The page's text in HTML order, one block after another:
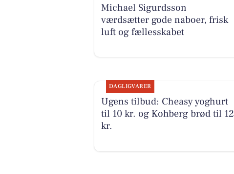
Michael Sigurdsson
værdsætter gode naboer, frisk
luft og fællesskabet
DAGLIGVARER
Ugens tilbud: Cheasy yoghurt
til 10 kr. og Kohberg brød til 12
kr.